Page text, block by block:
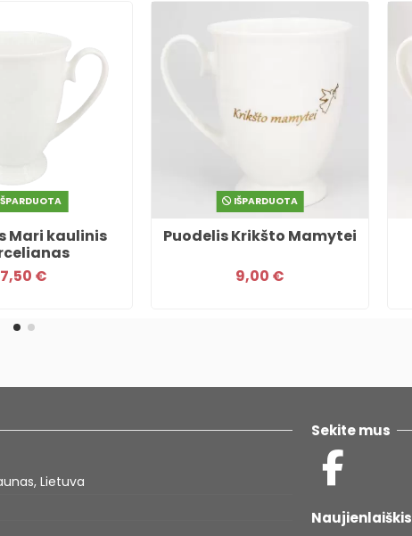
Mari kaulinis
7,50 €
IŠPARDUOTA
Puodelis Krikšto Mamytei
9,00 €
Lietuva
Sekite mus
Naujienlaiškis